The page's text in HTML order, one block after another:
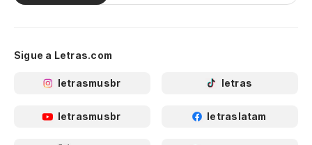
Sigue a Letras.com
letrasmusbr letras
letrasmusbr letraslatam